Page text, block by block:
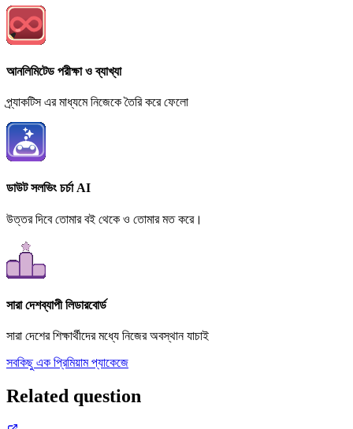
আনলিমিটেড পরীক্ষা ও ব্যাখ্যা
প্র্যাকটিস এর মাধ্যমে নিজেকে তৈরি করে ফেলো
ডাউট সলভিং চর্চা AI
উত্তর দিবে তোমার বই থেকে ও তোমার মত করে।
সারা দেশব্যাপী লিডারবোর্ড
সারা দেশের শিক্ষার্থীদের মধ্যে নিজের অবস্থান যাচাই
সবকিছু এক প্রিমিয়াম প্যাকেজে
Related question